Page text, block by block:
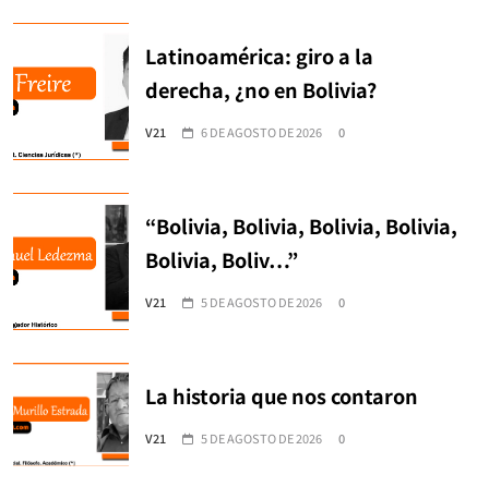
Latinoamérica: giro a la
derecha, ¿no en Bolivia?
V21 6 DE AGOSTO DE 2026 0
“Bolivia, Bolivia, Bolivia, Bolivia,
Bolivia, Boliv…”
V21 5 DE AGOSTO DE 2026 0
La historia que nos contaron
V21 5 DE AGOSTO DE 2026 0